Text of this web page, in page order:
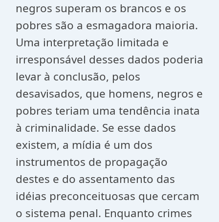
negros superam os brancos e os
pobres são a esmagadora maioria.
Uma interpretação limitada e
irresponsável desses dados poderia
levar à conclusão, pelos
desavisados, que homens, negros e
pobres teriam uma tendência inata
à criminalidade. Se esse dados
existem, a mídia é um dos
instrumentos de propagação
destes e do assentamento das
idéias preconceituosas que cercam
o sistema penal. Enquanto crimes